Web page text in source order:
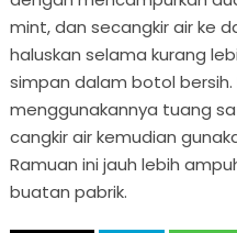
mint, dan secangkir air ke
haluskan selama kurang
simpan dalam botol bersih.
menggunakannya tuang
cangkir air kemudian
Ramuan ini jauh lebih
buatan pabrik.